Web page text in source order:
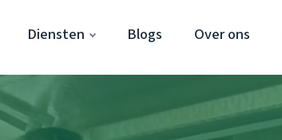
Diensten Blogs Over ons